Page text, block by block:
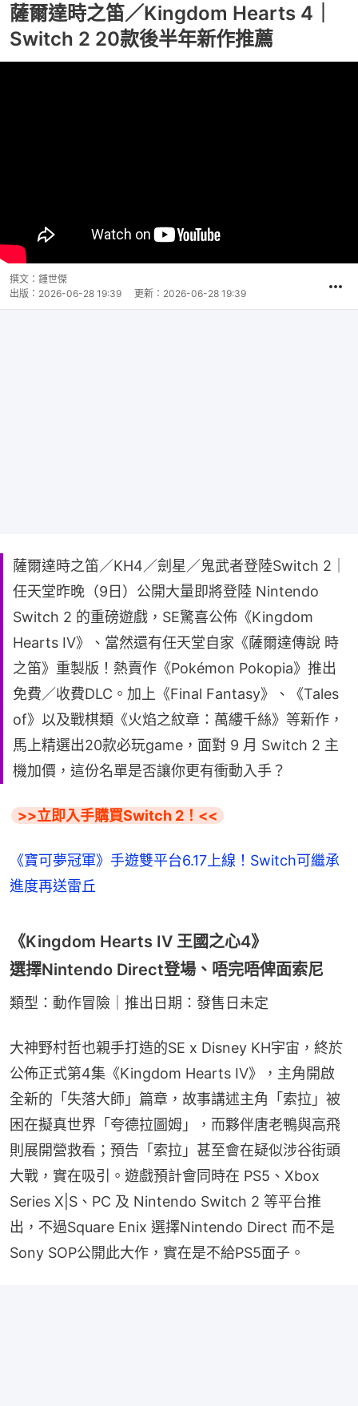
薩爾達時之笛／Kingdom Hearts 4｜
Switch 2 20款後半年新作推薦
撰文： 鍾世傑
出版： 2026-06-28 19:39 更新： 2026-06-28 19:39
薩爾達時之笛／KH4／劍星／鬼武者登陸Switch 2｜
任天堂昨晚（9日）公開大量即將登陸 Nintendo
Switch 2 的重磅遊戲，SE驚喜公佈《Kingdom
Hearts IV》、當然還有任天堂自家《薩爾達傳說 時
之笛》重製版！熱賣作《Pokémon Pokopia》推出
免費／收費DLC。加上《Final Fantasy》、《Tales
of》以及戰棋類《火焰之紋章：萬縷千絲》等新作，
馬上精選出20款必玩game，面對 9 月 Switch 2 主
機加價，這份名單是否讓你更有衝動入手？
>>立即入手購買Switch 2！<<
《寶可夢冠軍》手遊雙平台6.17上線！Switch可繼承
進度再送雷丘
《Kingdom Hearts IV 王國之心4》
選擇Nintendo Direct登場、唔完唔俾面索尼
類型：動作冒險｜推出日期：發售日未定
大神野村哲也親手打造的SE x Disney KH宇宙，終於
公佈正式第4集《Kingdom Hearts IV》，主角開啟
全新的「失落大師」篇章，故事講述主角「索拉」被
困在擬真世界「夸德拉圖姆」，而夥伴唐老鴨與高飛
則展開營救看；預告「索拉」甚至會在疑似涉谷街頭
大戰，實在吸引。遊戲預計會同時在 PS5、Xbox
Series X|S、PC 及 Nintendo Switch 2 等平台推
出，不過Square Enix 選擇Nintendo Direct 而不是
Sony SOP公開此大作，實在是不給PS5面子。